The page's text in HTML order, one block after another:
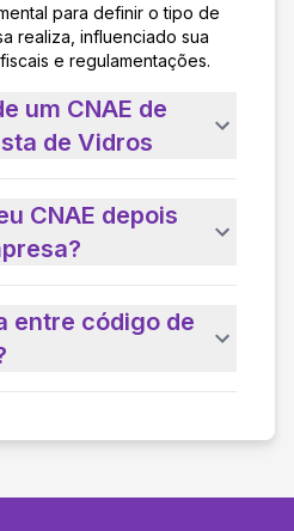
para definir o tipo de
realiza, influenciado sua
e regulamentações.
um CNAE de
de Vidros
CNAE depois
entre código de